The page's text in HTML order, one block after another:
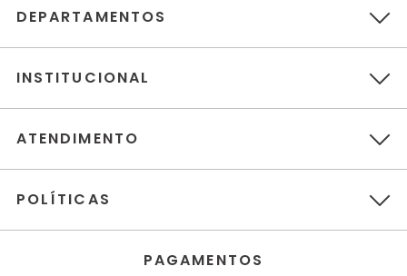
DEPARTAMENTOS
INSTITUCIONAL
ATENDIMENTO
POLÍTICAS
PAGAMENTOS